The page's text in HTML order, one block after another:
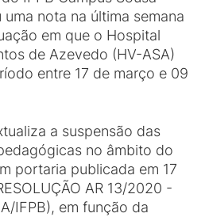
uma nota na última semana
em que o Hospital
de Azevedo (HV-ASA)
entre 17 de março e 09
a suspensão das
no âmbito do
portaria publicada em 17
AR 13/2020 -
IFPB), em função da